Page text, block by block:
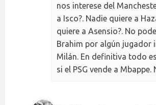
nos interese del
a Isco?. Nadie quiere a
quiere a Asensio?. No
Brahim por algún jugador
Milán. En definitiva todo
si el PSG vende a Mbappe.